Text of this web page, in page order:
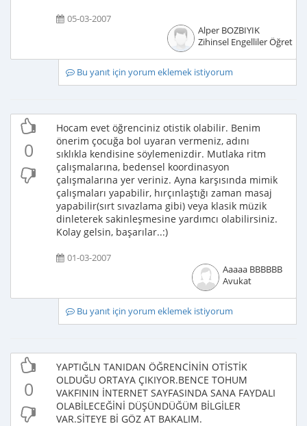
05-03-2007
Alper BOZBIYIK
Zihinsel Engelliler
Bu yanıt için yorum eklemek istiyorum
0
Hocam evet öğrenciniz otistik olabilir. Benim
önerim çocuğa bol uyaran vermeniz, adını
sıklıkla kendisine söylemenizdir. Mutlaka ritm
çalışmalarına, bedensel koordinasyon
çalışmalarına yer veriniz. Ayna karşısında mimik
çalışmaları yapabilir, hırçınlaştığı zaman masaj
yapabilir(sırt sıvazlama gibi) veya klasik müzik
dinleterek sakinleşmesine yardımcı olabilirsiniz.
Kolay gelsin, başarılar..:)
01-03-2007
Aaaaa BBBBBB
Avukat
Bu yanıt için yorum eklemek istiyorum
0
YAPTIĞLN TANIDAN ÖĞRENCİNİN OTİSTİK
OLDUĞU ORTAYA ÇIKIYOR.BENCE TOHUM
VAKFININ İNTERNET SAYFASINDA SANA FAYDALI
OLABİLECEĞİNİ DÜŞÜNDÜĞÜM BİLGİLER
VAR.SİTEYE Bİ GÖZ AT BAKALIM.